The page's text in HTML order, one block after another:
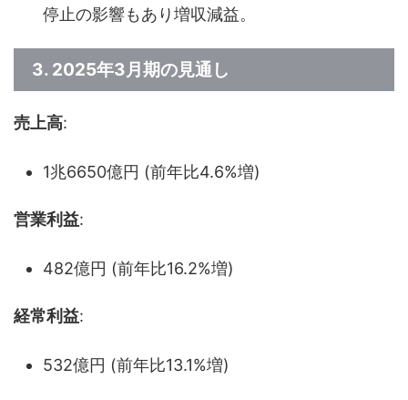
停止の影響もあり増収減益。
3. 2025年3月期の見通し
売上高:
1兆6650億円 (前年比4.6%増)
営業利益:
482億円 (前年比16.2%増)
経常利益:
532億円 (前年比13.1%増)